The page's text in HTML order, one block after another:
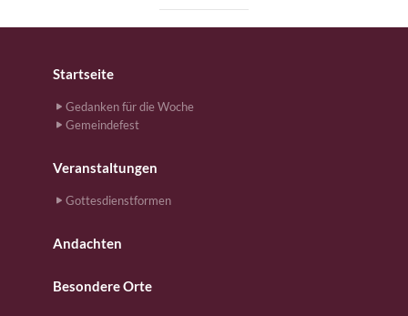
Startseite
Gedanken für die Woche
Gemeindefest
Veranstaltungen
Gottesdienstformen
Andachten
Besondere Orte